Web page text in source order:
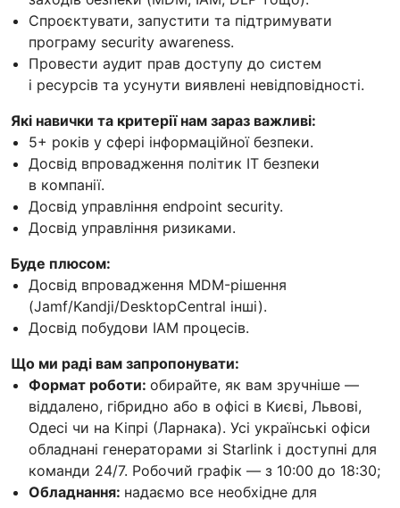
Спроєктувати, запустити та підтримувати
програму security awareness.
Провести аудит прав доступу до систем
і ресурсів та усунути виявлені невідповідності.
Які навички та критерії нам зараз важливі:
5+ років у сфері інформаційної безпеки.
Досвід впровадження політик ІТ безпеки
в компанії.
Досвід управління endpoint security.
Досвід управління ризиками.
Буде плюсом:
Досвід впровадження MDM-рішення
(Jamf/Kandji/DesktopCentral інші).
Досвід побудови IAM процесів.
Що ми раді вам запропонувати:
Формат роботи: обирайте, як вам зручніше —
віддалено, гібридно або в офісі в Києві, Львові,
Одесі чи на Кіпрі (Ларнака). Усі українські офіси
обладнані генераторами зі Starlink і доступні для
команди 24/7. Робочий графік — з 10:00 до 18:30;
Обладнання: надаємо все необхідне для